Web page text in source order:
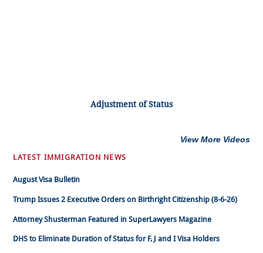
Adjustment of Status
View More Videos
LATEST IMMIGRATION NEWS
August Visa Bulletin
Trump Issues 2 Executive Orders on Birthright Citizenship (8-6-26)
Attorney Shusterman Featured in SuperLawyers Magazine
DHS to Eliminate Duration of Status for F, J and I Visa Holders